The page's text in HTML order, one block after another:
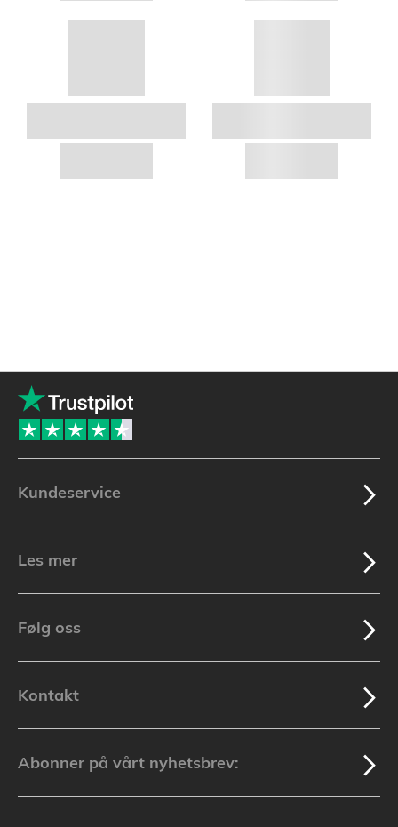
Kundeservice
Les mer
Følg oss
Kontakt
Abonner på vårt nyhetsbrev: